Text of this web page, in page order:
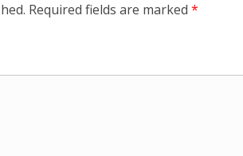
Required fields are marked *